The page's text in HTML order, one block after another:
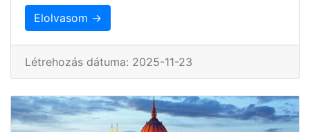
Elolvasom →
Létrehozás dátuma: 2025-11-23